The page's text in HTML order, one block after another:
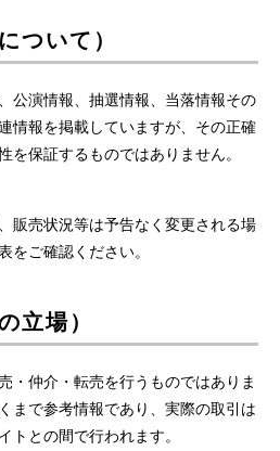
ついて）
公演情報、抽選情報、当落情報その
情報を掲載していますが、その正確
を保証するものではありません。
販売状況等は予告なく変更される場
をご確認ください。
立場）
・仲介・転売を行うものではありま
まで参考情報であり、実際の取引は
トとの間で行われます。